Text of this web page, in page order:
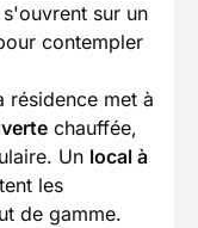
sur un
contempler
résidence met à
chauffée,
Un local à
les
de gamme.